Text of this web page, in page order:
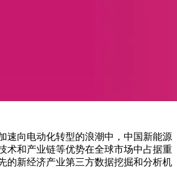
向电动化转型的浪潮中，中国新能源
术和产业链等优势在全球市场中占据重
的新经济产业第三方数据挖掘和分析机